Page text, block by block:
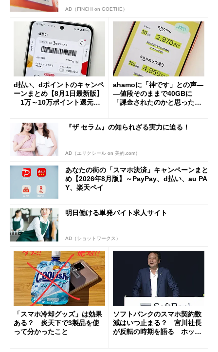
AD（FINCHI on GOETHE）
d払い、dポイントのキャンペ
ーンまとめ【8月1日最新版】
1万～10万ポイント還元の
ahamoに「神です」との声―
―値段そのままで40GBに
「課金されたのかと思った」
『ザ セラム』の知られざる実力に迫る！
AD（エリクシール on 美的.com）
あなたの街の「スマホ決済」キャンペーンまと
め【2026年8月版】～PayPay、d払い、au PA
Y、楽天ペイ
明日働ける単発バイト求人サイト
AD（ショットワークス）
「スマホ冷却グッズ」は効果
ある？ 炎天下で3製品を使
って分かったこと
ソフトバンクのスマホ契約数
減はいつ止まる？ 宮川社長
が反転の時期を語る ホッピ